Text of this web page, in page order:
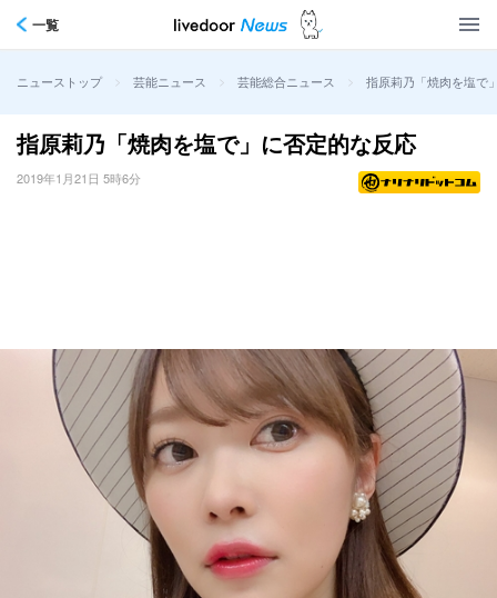
一覧
ニューストップ > 芸能ニュース > 芸能総合ニュース > 指原莉乃「焼肉を塩で
指原莉乃「焼肉を塩で」に否定的な反応
2019年1月21日 5時6分